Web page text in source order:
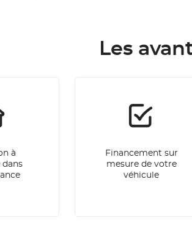
Les
à
Financement sur
mesure de votre
véhicule